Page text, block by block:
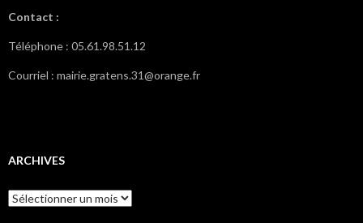
Contact :
Téléphone : 05.61.98.51.12
Courriel : mairie.gratens.31@orange.fr
ARCHIVES
A
r